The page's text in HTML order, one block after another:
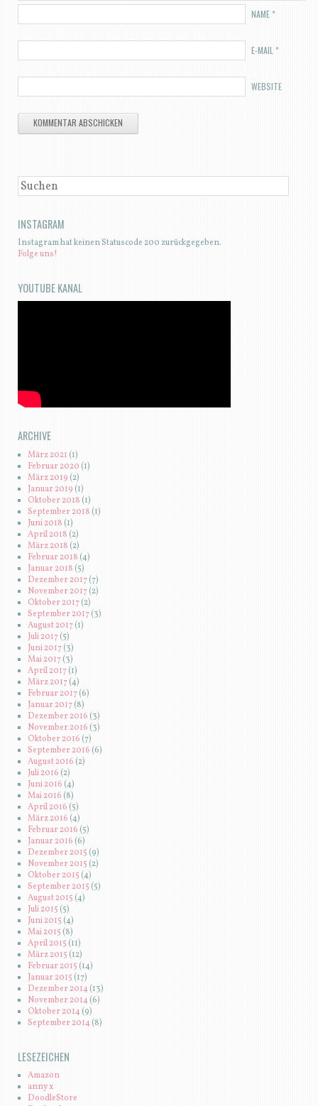
NAME*
E-MAIL *
WEBSITE
SUCHEN
INSTAGRAM
Instagram hat keinen Statuscode 200 zurückgegeben.
Folge uns!
YOUTUBE KANAL
ARCHIVE
März 2021(1)
Februar 2020 (1)
März 2019 (2)
Januar 2019 (1)
Oktober 2018 (1)
September 2018 (1)
Juni 2018 (1)
April 2018 (2)
März 2018 (2)
Februar 2018(4)
Januar 2018 (5)
Dezember 2017(7)
November 2017(2)
Oktober 2017(2)
September 2017(3)
August 2017(1)
Juli 2017(5)
Juni 2017(3)
Mai 2017(3)
April 2017(1)
März 2017(4)
Februar 2017(6)
Januar 2017(8)
Dezember 2016 (3)
November 2016 (3)
Oktober 2016 (7)
September 2016 (6)
August 2016(2)
Juli 2016 (2)
Juni 2016 (4)
Mai 2016 (8)
April 2016 (5)
März 2016 (4)
Februar 2016(5)
Januar 2016 (6)
Dezember 2015 (9)
November 2015 (2)
Oktober 2015 (4)
September 2015 (5)
August 2015 (4)
Juli 2015 (5)
Juni 2015 (4)
Mai 2015(8)
April 2015 (11)
März 2015(12)
Februar 2015 (14)
Januar 2015 (17)
Dezember 2014(13)
November 2014(6)
Oktober 2014(9)
September 2014(8)
LESEZEICHEN
Amazon
anny x
DoodleStore